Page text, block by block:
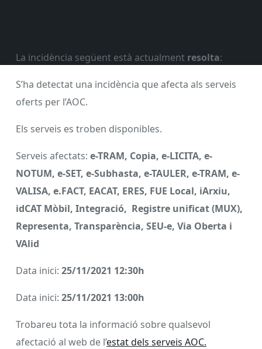
La incidència següent està actualment resolta:
S’ha detectat una incidència que afecta als serveis
oferts per l’AOC.
Els serveis es troben disponibles.
Serveis afectats: e-TRAM, Copia, e-LICITA, e-
NOTUM, e-SET, e-Subhasta, e-TAULER, e-TRAM, e-
VALISA, e.FACT, EACAT, ERES, FUE Local, iArxiu,
idCAT Mòbil, Integració, Registre unificat (MUX),
Representa, Transparència, SEU-e, Via Oberta i
VAlid
Data inici: 25/11/2021 12:30h
Data inici: 25/11/2021 13:00h
Trobareu tota la informació sobre qualsevol
afectació al web de l’estat dels serveis AOC.